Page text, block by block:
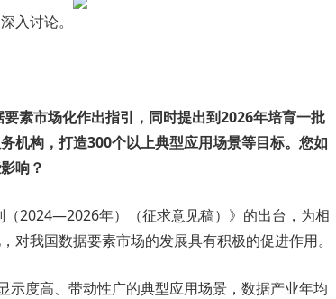
入讨论。
素市场化作出指引，同时提出到2026年培育一批
机构，打造300个以上典型应用场景等目标。您如
响？
（2024—2026年）（征求意见稿）》的出台，为相
我国数据要素市场的发展具有积极的促进作用。
度高、带动性广的典型应用场景，数据产业年均